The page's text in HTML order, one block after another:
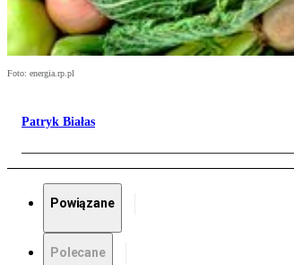
Foto: energia.rp.pl
Patryk Białas
Powiązane
Polecane